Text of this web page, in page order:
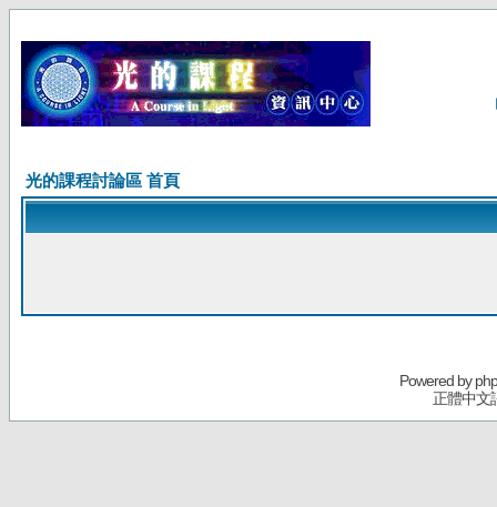
光的課程討論區 首頁
Powered by
正體中文